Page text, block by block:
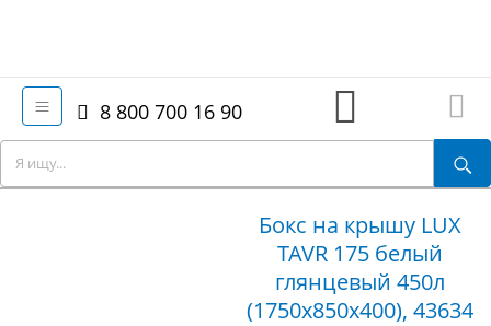
8 800 700 16 90
Бокс на крышу LUX
TAVR 175 белый
глянцевый 450л
(1750х850х400), 43634